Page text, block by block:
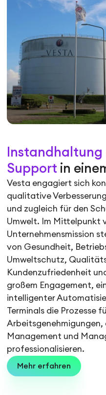
Instandhaltung
Support in
Vesta engagiert sich
qualitative
und zugleich für den
Umwelt. Im Mittelpunkt
Unternehmensmission
von Gesundheit,
Umweltschutz,
Kundenzufriedenheit
großem Engagement,
intelligenter
Terminals die Prozesse
Arbeitsgenehmigungen,
Management und
professionalisieren.
Mehr erfahren